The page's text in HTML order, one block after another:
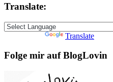
Translate:
Translate
Folge mir auf BlogLovin